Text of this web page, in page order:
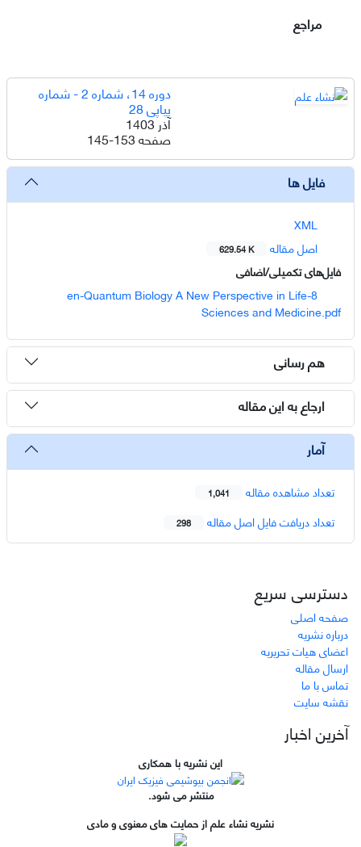
مراجع
دوره 14، شماره 2 - شماره
پیاپی 28
آذر 1403
صفحه145-153
فایل ها
XML
اصل مقاله
629.54 K
فایل‌های تکمیلی/اضافی
8-en-Quantum Biology A New Perspective in Life
Sciences and Medicine.pdf
هم رسانی
ارجاع به این مقاله
آمار
تعداد مشاهده مقاله 1,041
تعداد دریافت فایل اصل مقاله 298
دسترسی سریع
صفحه اصلی
درباره نشریه
اعضای هیات تحریریه
ارسال مقاله
تماس با ما
نقشه سایت
آخرین اخبار
این نشریه با همکاری
منتشر می شود.
نشریه نشاء علم از حمایت های معنوی و مادی